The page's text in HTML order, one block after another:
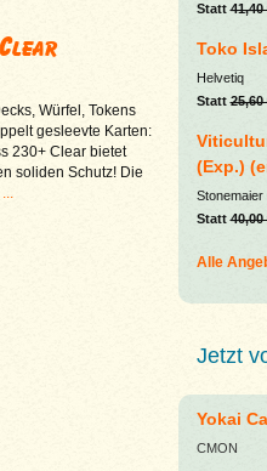
Würfel, Tokens
gesleevte Karten:
230+ Clear bietet
soliden Schutz! Die
...
Statt41,40
Toko
Helvetiq
Statt25,60
(Exp.)
Stonemaier
Statt40,00
Alle
Jetzt
Yokai
CMON